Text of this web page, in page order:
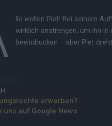
lle wollen Piet! Bei seinem
wirklich anstrengen, um ihn
beeindrucken – aber Piet
erwerben?
uns auf Google News